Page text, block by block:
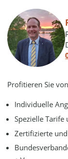
Profitieren Sie
Individuelle
Spezielle
Zertifizierte